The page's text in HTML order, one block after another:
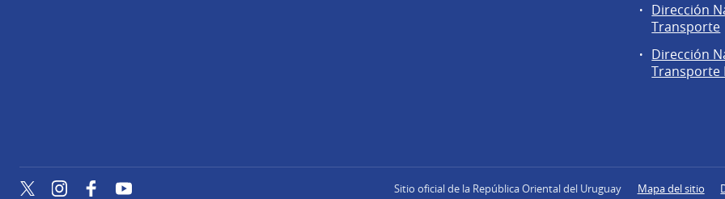
Dirección
Transporte
Dirección
Transporte
TwitterInstagramFacebookYouTube Sitio oficial de la República Oriental del Uruguay Mapa del sitio